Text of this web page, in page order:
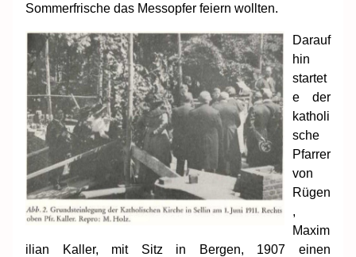
Sommerfrische das Messopfer feiern wollten.
Darauf
hin
startet
e der
katholi
sche
Pfarrer
von
Rügen
,
Maxim
ilian Kaller, mit Sitz in Bergen, 1907 einen